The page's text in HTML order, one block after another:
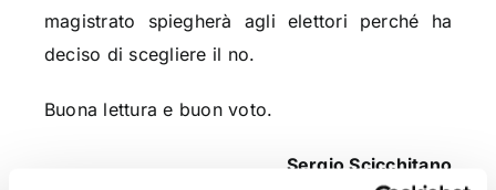
magistrato spiegherà agli elettori perché ha
deciso di scegliere il no.
Buona lettura e buon voto.
Sergio Scicchitano